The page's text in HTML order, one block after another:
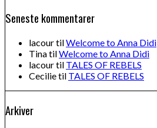
Seneste kommentarer
lacourtilWelcome to Anna Didi
TinatilWelcome to Anna Didi
lacourtil TALES OF REBELS
Cecilietil TALES OF REBELS
Arkiver